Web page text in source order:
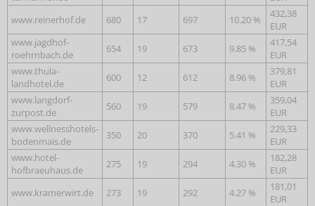
www.reinerhof.de
680 17 697 10.20 %
432,38
EUR
www.jagdhof-
roehrnbach.de
654 19 673 9.85 %
417,54
EUR
www.thula-
landhotel.de
600 12 612 8.96 %
379,81
EUR
www.langdorf-
zurpost.de
560 19 579 8.47 %
359,04
EUR
www.wellnesshotels-
bodenmais.de
350 20 370 5.41 %
229,33
EUR
www.hotel-
hofbraeuhaus.de
275 19 294 4.30 %
182,28
EUR
www.kramerwirt.de
273 19 292 4.27 %
181,01
EUR